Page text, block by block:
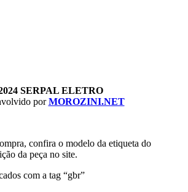
SERPAL ELETRO
porMOROZINI.NET
confira o modelo da etiqueta do
da peça no site.
com a tag “gbr”